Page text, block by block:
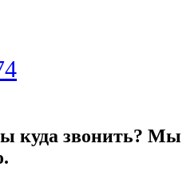
куда звонить? Мы